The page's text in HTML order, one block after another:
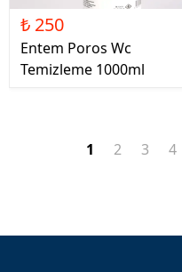
₺ 250
Entem Poros Wc
Temizleme 1000ml
1 2 3 4